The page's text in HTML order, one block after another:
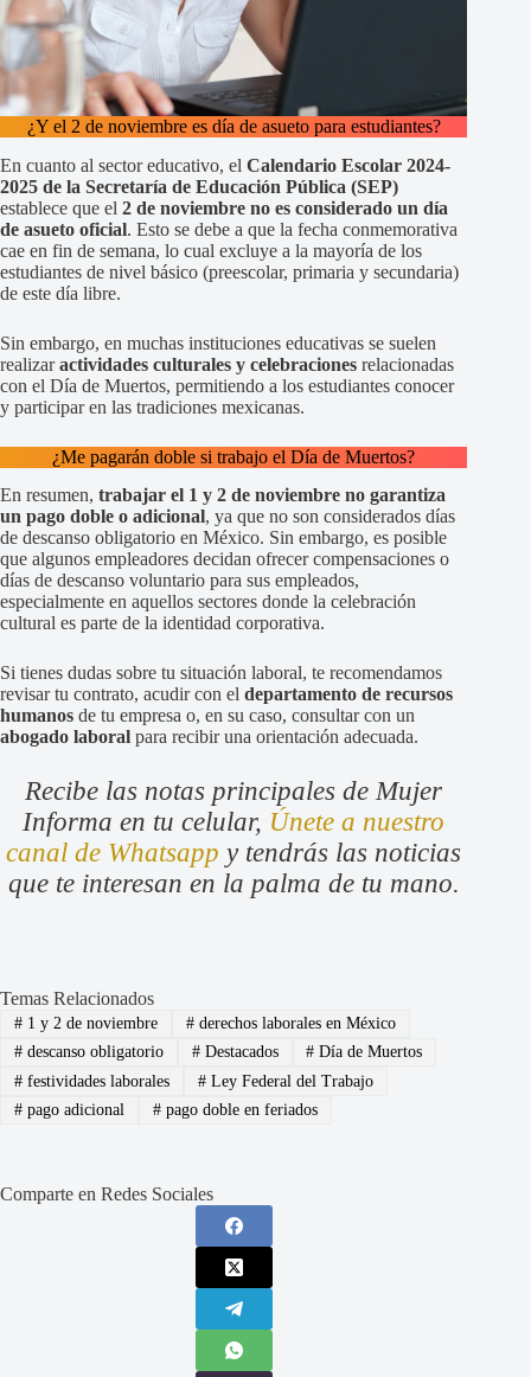
¿Y el 2 de noviembre es día de asueto para estudiantes?
En cuanto al sector educativo, el Calendario Escolar 2024-
2025 de la Secretaría de Educación Pública (SEP)
establece que el 2 de noviembre no es considerado un día
de asueto oficial. Esto se debe a que la fecha conmemorativa
cae en fin de semana, lo cual excluye a la mayoría de los
estudiantes de nivel básico (preescolar, primaria y secundaria)
de este día libre.
Sin embargo, en muchas instituciones educativas se suelen
realizaractividades culturales y celebraciones relacionadas
con el Día de Muertos, permitiendo a los estudiantes conocer
y participar en las tradiciones mexicanas.
¿Me pagarán doble si trabajo el Día de Muertos?
En resumen, trabajar el 1 y 2 de noviembre no garantiza
un pago doble o adicional, ya que no son considerados días
de descanso obligatorio en México. Sin embargo, es posible
que algunos empleadores decidan ofrecer compensaciones o
días de descanso voluntario para sus empleados,
especialmente en aquellos sectores donde la celebración
cultural es parte de la identidad corporativa.
Si tienes dudas sobre tu situación laboral, te recomendamos
revisar tu contrato, acudir con el departamento de recursos
humanos de tu empresa o, en su caso, consultar con un
abogado laboral para recibir una orientación adecuada.
Recibe las notas principales de Mujer
Informa en tu celular, Únete a nuestro
canal de Whatsapp y tendrás las noticias
que te interesan en la palma de tu mano.
Temas Relacionados
#1 y 2 de noviembre #derechos laborales en México
#descanso obligatorio #Destacados # Día de Muertos
#festividades laborales #Ley Federal del Trabajo
#pago adicional #pago doble en feriados
Comparte en Redes Sociales